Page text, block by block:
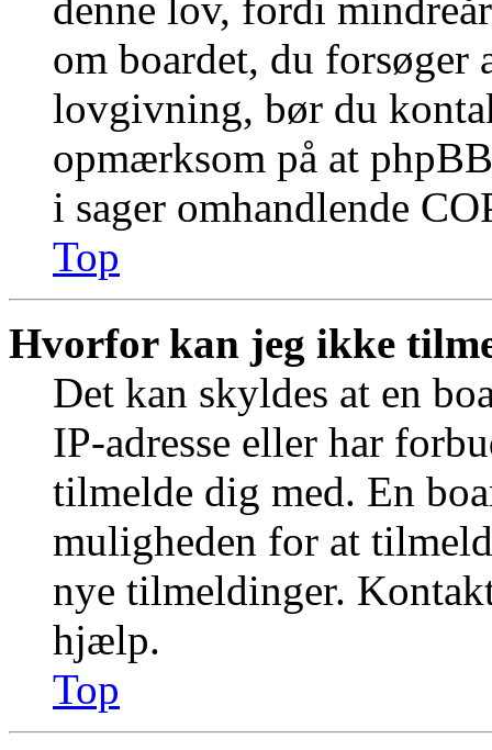
om boardet, du forsøger
lovgivning, bør du
opmærksom på at
i sager omhandlende
Top
Hvorfor kan jeg ikke
Det kan skyldes at en
IP-adresse eller har
tilmelde dig med. En
muligheden for at
nye tilmeldinger.
hjælp.
Top